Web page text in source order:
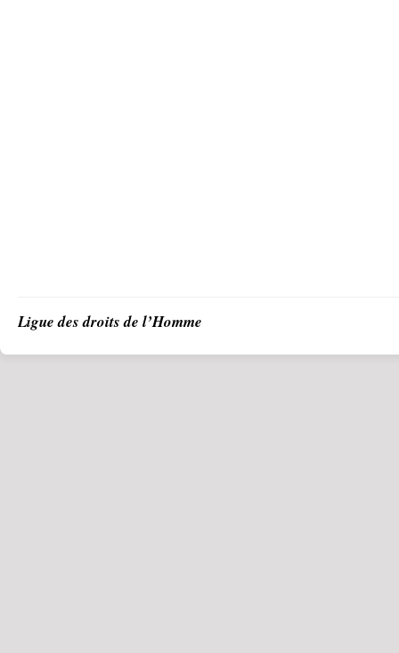
Ligue des droits de l’Homme